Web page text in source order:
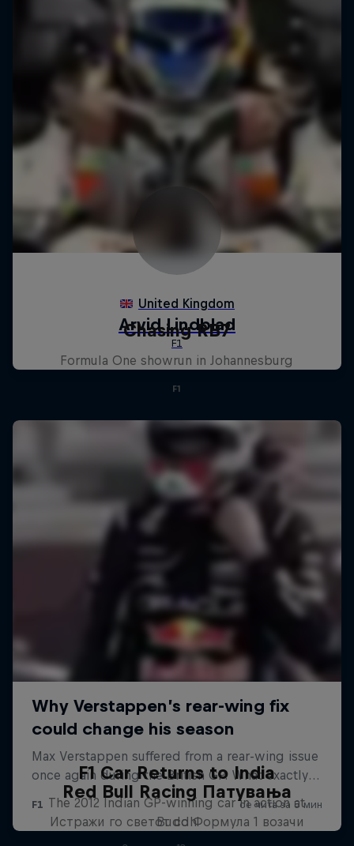
Chasing RB7
Formula One showrun in Johannesburg
F1
F1 Car Returns to India
The 2012 Indian GP-winning car in action at
Buddh
Red Bull Racing Патувања
Истражи го светот со Формула 1 возачи